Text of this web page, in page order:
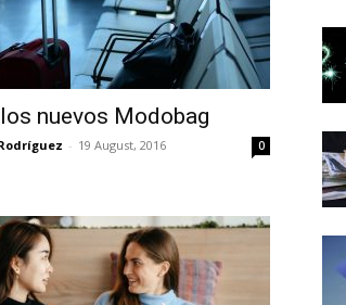
nuevos Modobag
- 19 August, 2016 0